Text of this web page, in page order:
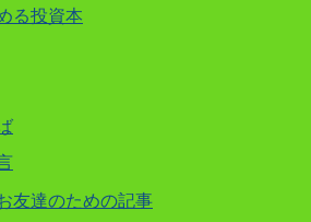
る投資本
友達のための記事